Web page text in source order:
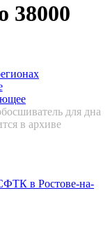
38000
для дна
в архиве
в Ростове-на-